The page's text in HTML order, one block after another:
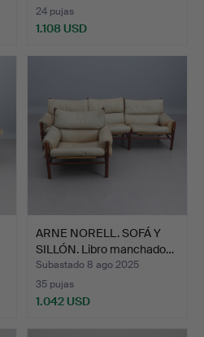
24 pujas
1.108 USD
ARNE NORELL. SOFÁ Y
SILLÓN. Libro manchado…
Subastado 8 ago 2025
35 pujas
1.042 USD